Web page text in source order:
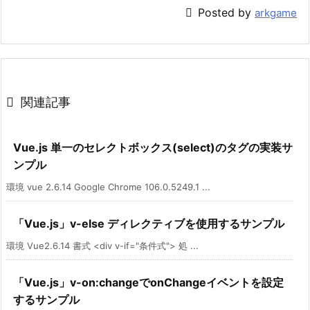
 Posted by arkgame
 関連記事
Vue.js 単一のセレクトボックス(select)のタグの実装サ
ンプル
環境 vue 2.6.14 Google Chrome 106.0.5249.1 ...
「Vue.js」v-else ディレクティブを使用するサンプル
環境 Vue2.6.14 書式 <div v-if="条件式"> 処 ...
「Vue.js」v-on:changeでonChangeイベントを設定
するサンプル